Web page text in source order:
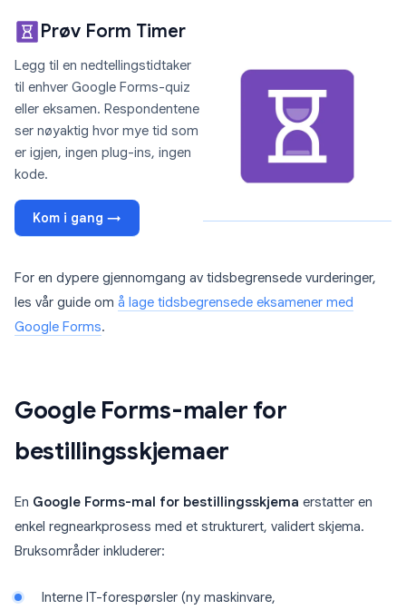
Prøv Form Timer
Legg til en nedtellingstidtaker
til enhver Google Forms-quiz
eller eksamen. Respondentene
ser nøyaktig hvor mye tid som
er igjen, ingen plug-ins, ingen
kode.
Kom i gang →
For en dypere gjennomgang av tidsbegrensede vurderinger,
les vår guide om å lage tidsbegrensede eksamener med
Google Forms.
Google Forms-maler for
bestillingsskjemaer
En Google Forms-mal for bestillingsskjema erstatter en
enkel regnearkprosess med et strukturert, validert skjema.
Bruksområder inkluderer:
Interne IT-forespørsler (ny maskinvare,